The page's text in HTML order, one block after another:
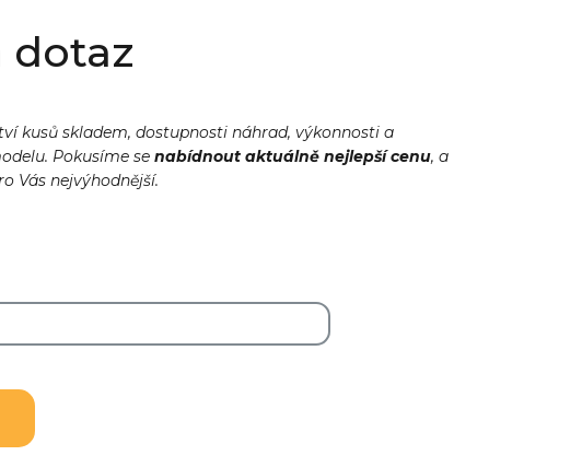
dotaz
kusů skladem, dostupnosti náhrad, výkonnosti a
Pokusíme senabídnout aktuálně nejlepší cenu, a
Vás nejvýhodnější.